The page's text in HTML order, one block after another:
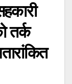
तर्क